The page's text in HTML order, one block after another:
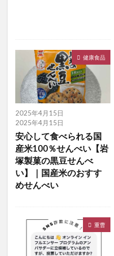
健康食品
2025年4月15日
2025年4月15日
安心して食べられる国
産米100％せんべい【岩
塚製菓の黒豆せんべ
い】｜国産米のおすす
めせんべい
重曹